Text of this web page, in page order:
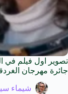
تصوير اول فيلم في
جائرة مهرجان
شيماء